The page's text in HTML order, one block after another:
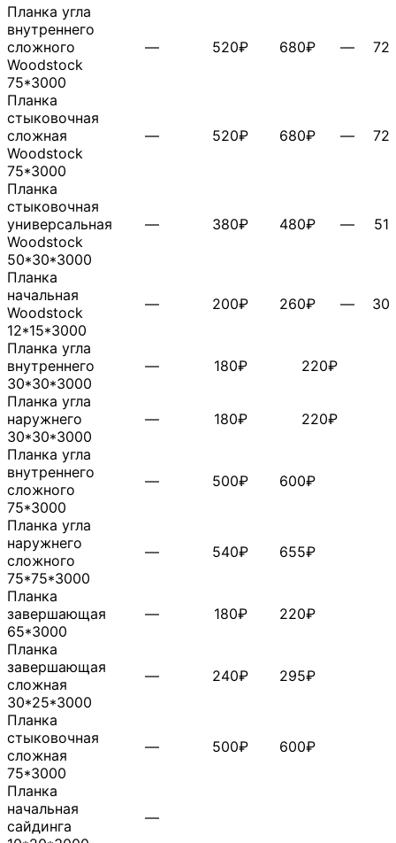
Планка угла
внутреннего
сложного
Woodstock
75*3000
— 520₽ 680₽ —
Планка
стыковочная
сложная
Woodstock
75*3000
— 520₽ 680₽ —
Планка
стыковочная
универсальная
Woodstock
50*30*3000
— 380₽ 480₽ —
Планка
начальная
Woodstock
12*15*3000
— 200₽ 260₽ —
Планка угла
внутреннего
30*30*3000
— 180₽
220₽
Планка угла
наружнего
30*30*3000
— 180₽
220₽
Планка угла
внутреннего
сложного
75*3000
— 500₽ 600₽
Планка угла
наружнего
сложного
75*75*3000
— 540₽ 655₽
Планка
завершающая
65*3000
— 180₽ 220₽
Планка
завершающая
сложная
30*25*3000
— 240₽ 295₽
Планка
стыковочная
сложная
75*3000
— 500₽ 600₽
Планка
начальная
сайдинга
—